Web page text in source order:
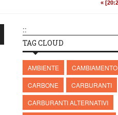
::
TAG CLOUD
AMBIENTE
CARBONE
CARBURANTI
CARBURANTI ALTERNATIVI